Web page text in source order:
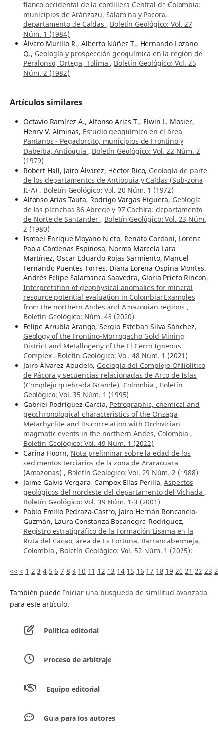
flanco occidental de la cordillera Central de Colombia:
municipios de Aránzazu, Salamina y Pacora,
departamento de Caldas , Boletín Geológico: Vol. 27
Núm. 1 (1984)
Álvaro Murillo R., Alberto Núñez T., Hernando Lozano
Q., Geología y prospección geoquímica en la región de
Peralonso, Ortega, Tolima , Boletín Geológico: Vol. 25
Núm. 2 (1982)
Artículos similares
Octavio Ramírez A., Alfonso Arias T., Elwin L. Mosier,
Henry V. Alminas, Estudio geoquímico en el área
Pantanos - Pegadorcito, municipios de Frontino y
Dabeiba, Antioquia , Boletín Geológico: Vol. 22 Núm. 2
(1979)
Robert Hall, Jairo Álvarez, Héctor Rico, Geología de parte
de los departamentos de Antioquia y Caldas (Sub-zona
II-A) , Boletín Geológico: Vol. 20 Núm. 1 (1972)
Alfonso Arias Tauta, Rodrigo Vargas Higuera, Geología
de las planchas 86 Abrego y 97 Cachira: departamento
de Norte de Santander , Boletín Geológico: Vol. 23 Núm.
2 (1980)
Ismael Enrique Moyano Nieto, Renato Cordani, Lorena
Paola Cárdenas Espinosa, Norma Marcela Lara
Martínez, Oscar Eduardo Rojas Sarmiento, Manuel
Fernando Puentes Torres, Diana Lorena Ospina Montes,
Andrés Felipe Salamanca Saavedra, Gloria Prieto Rincón,
Interpretation of geophysical anomalies for mineral
resource potential evaluation in Colombia: Examples
from the northern Andes and Amazonian regions ,
Boletín Geológico: Núm. 46 (2020)
Felipe Arrubla Arango, Sergio Esteban Silva Sánchez,
Geology of the Frontino-Morrogacho Gold Mining
District and Metallogeny of the El Cerro Igneous
Complex , Boletín Geológico: Vol. 48 Núm. 1 (2021)
Jairo Álvarez Agudelo, Geología del Complejo Ofiliolítico
de Pácora y secuencias relacionadas de Arco de Islas
(Complejo quebrada Grande), Colombia , Boletín
Geológico: Vol. 35 Núm. 1 (1995)
Gabriel Rodríguez García, Petrographic, chemical and
geochronological characteristics of the Onzaga
Metarhyolite and its correlation with Ordovician
magmatic events in the northern Andes, Colombia ,
Boletín Geológico: Vol. 49 Núm. 1 (2022)
Carina Hoorn, Nota preliminar sobre la edad de los
sedimentos terciarios de la zona de Araracuara
(Amazonas) , Boletín Geológico: Vol. 29 Núm. 2 (1988)
Jaime Galvis Vergara, Campox Elías Perilla, Aspectos
geológicos del nordeste del departamento del Vichada ,
Boletín Geológico: Vol. 39 Núm. 1-3 (2001)
Pablo Emilio Pedraza-Castro, Jairo Hernán Roncancio-
Guzmán, Laura Constanza Bocanegra-Rodríguez,
Registro estratigráfico de la Formación Lisama en la
Ruta del Cacao, área de La Fortuna, Barrancabermeja,
Colombia , Boletín Geológico: Vol. 52 Núm. 1 (2025):
<< < 1 2 3 4 5 6 7 8 9 10 11 12 13 14 15 16 17 18 19 20 21 22 23
También puede Iniciar una búsqueda de similitud avanzada
para este artículo.
Política editorial
Proceso de arbitraje
Equipo editorial
Guía para los autores